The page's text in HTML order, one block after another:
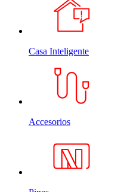
Casa Inteligente
Accesorios